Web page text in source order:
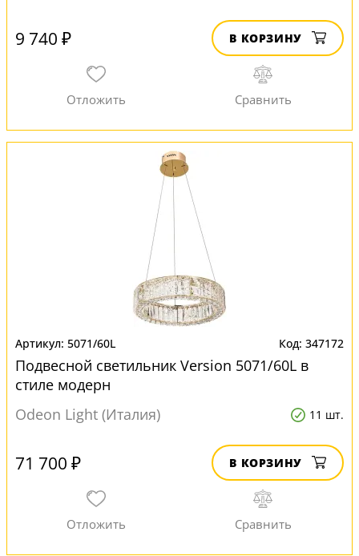
9 740 ₽ В КОРЗИНУ
5071/60L 347172
Подвесной светильник Version 5071/60L в
стиле модерн
Odeon Light (Италия)
11 шт.
71 700 ₽ В КОРЗИНУ